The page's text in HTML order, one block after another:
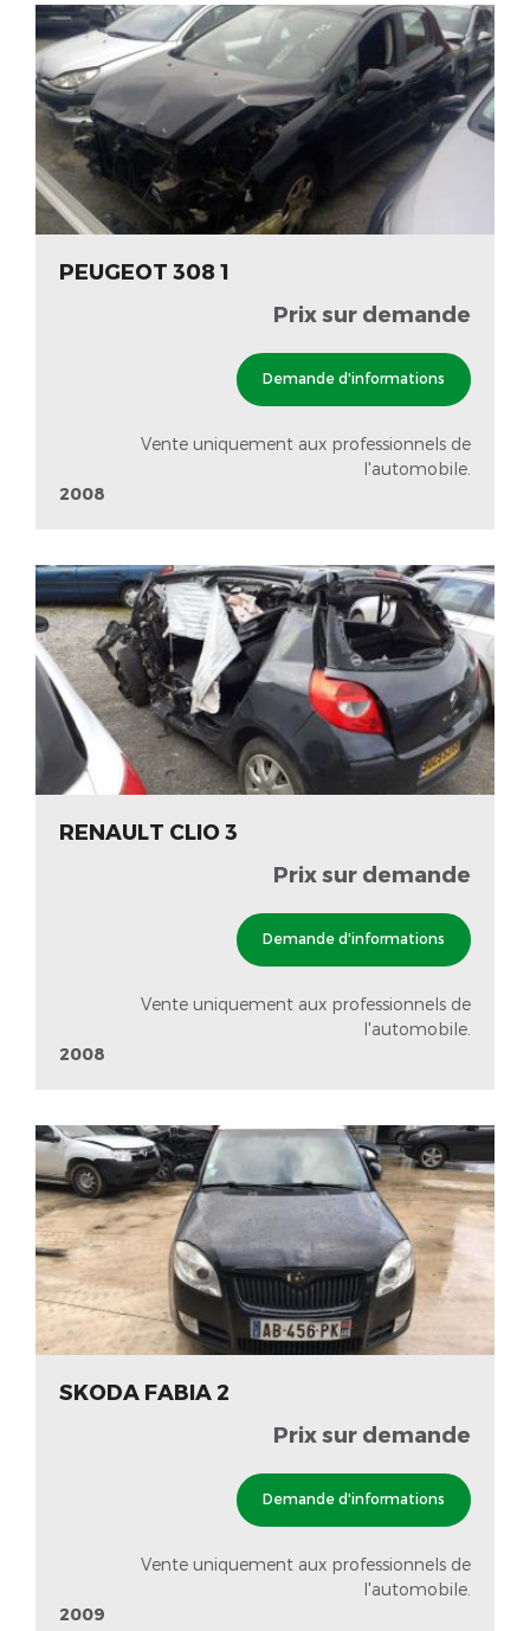
PEUGEOT 308 1
Prix sur demande
Demande d'informations
Vente uniquement aux professionnels de
l'automobile.
2008
RENAULT CLIO 3
Prix sur demande
Demande d'informations
Vente uniquement aux professionnels de
l'automobile.
2008
SKODA FABIA 2
Prix sur demande
Demande d'informations
Vente uniquement aux professionnels de
l'automobile.
2009